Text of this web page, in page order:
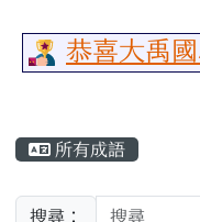
恭喜大禹國
所有成語
搜尋：